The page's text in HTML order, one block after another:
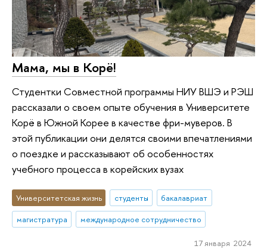
Мама, мы в Корё!
Студентки Совместной программы НИУ ВШЭ и РЭШ
рассказали о своем опыте обучения в Университете
Корё в Южной Корее в качестве фри-муверов. В
этой публикации они делятся своими впечатлениями
о поездке и рассказывают об особенностях
учебного процесса в корейских вузах
Университетская жизнь студенты
бакалавриат
магистратура
международное сотрудничество
17 января 2024